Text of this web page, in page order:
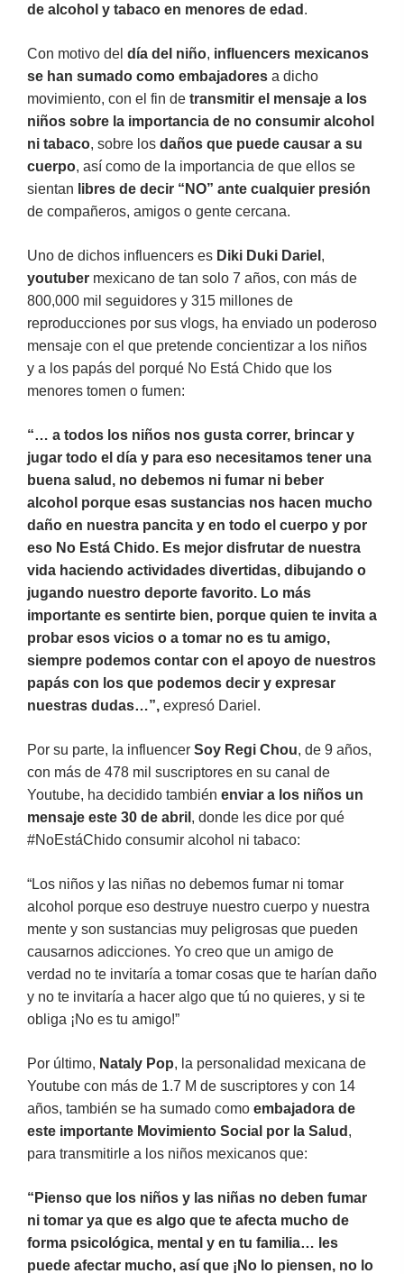
de alcohol y tabaco en menores de edad .
Con motivo del día del niño, influencers mexicanos
se han sumado como embajadores a dicho
movimiento, con el fin de transmitir el mensaje a los
niños sobre la importancia de no consumir alcohol
ni tabaco, sobre los daños que puede causar a su
cuerpo, así como de la importancia de que ellos se
sientan libres de decir “NO” ante cualquier presión
de compañeros, amigos o gente cercana.
Uno de dichos influencers es Diki Duki Dariel ,
youtuber mexicano de tan solo 7 años, con más de
800,000 mil seguidores y 315 millones de
reproducciones por sus vlogs, ha enviado un poderoso
mensaje con el que pretende concientizar a los niños
y a los papás del porqué No Está Chido que los
menores tomen o fumen:
“… a todos los niños nos gusta correr, brincar y
jugar todo el día y para eso necesitamos tener una
buena salud, no debemos ni fumar ni beber
alcohol porque esas sustancias nos hacen mucho
daño en nuestra pancita y en todo el cuerpo y por
eso No Está Chido. Es mejor disfrutar de nuestra
vida haciendo actividades divertidas, dibujando o
jugando nuestro deporte favorito. Lo más
importante es sentirte bien, porque quien te invita a
probar esos vicios o a tomar no es tu amigo,
siempre podemos contar con el apoyo de nuestros
papás con los que podemos decir y expresar
nuestras dudas…”, expresó Dariel.
Por su parte, la influencer Soy Regi Chou, de 9 años,
con más de 478 mil suscriptores en su canal de
Youtube, ha decidido también enviar a los niños un
mensaje este 30 de abril , donde les dice por qué
#NoEstáChido consumir alcohol ni tabaco:
“Los niños y las niñas no debemos fumar ni tomar
alcohol porque eso destruye nuestro cuerpo y nuestra
mente y son sustancias muy peligrosas que pueden
causarnos adicciones. Yo creo que un amigo de
verdad no te invitaría a tomar cosas que te harían daño
y no te invitaría a hacer algo que tú no quieres, y si te
obliga ¡No es tu amigo!”
Por último, Nataly Pop, la personalidad mexicana de
Youtube con más de 1.7 M de suscriptores y con 14
años, también se ha sumado como embajadora de
este importante Movimiento Social por la Salud ,
para transmitirle a los niños mexicanos que:
“Pienso que los niños y las niñas no deben fumar
ni tomar ya que es algo que te afecta mucho de
forma psicológica, mental y en tu familia… les
puede afectar mucho, así que ¡No lo piensen, no lo